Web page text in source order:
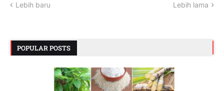
Lebih baru Lebih lama
POPULAR POSTS